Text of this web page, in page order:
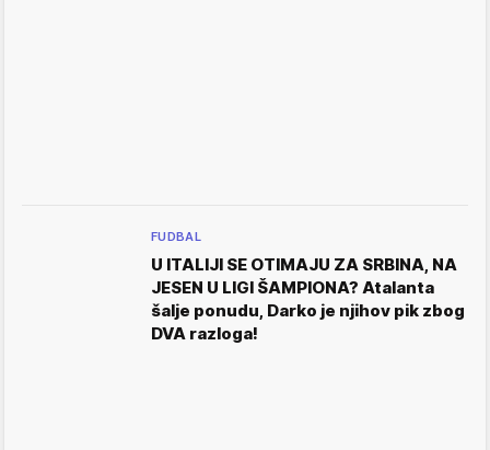
FUDBAL
U ITALIJI SE OTIMAJU ZA SRBINA, NA
JESEN U LIGI ŠAMPIONA? Atalanta
šalje ponudu, Darko je njihov pik zbog
DVA razloga!